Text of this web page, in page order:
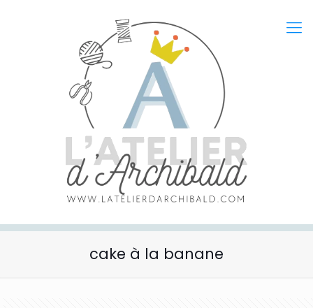
cake à la banane